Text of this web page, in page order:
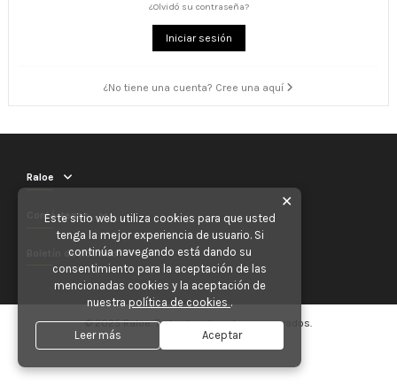
¿Olvidó su contraseña?
Iniciar sesión
¿No tiene una cuenta? Cree una aquí
Raloe
Contáctenos
Boletín de noticias
© 2025 Raloe. Todos los derechos reservados.
✕
Este sitio web utiliza cookies para que usted
tenga la mejor experiencia de usuario. Si
continúa navegando está dando su
consentimiento para la aceptación de las
mencionadas cookies y la aceptación de
nuestra política de cookies .
Leer más Aceptar